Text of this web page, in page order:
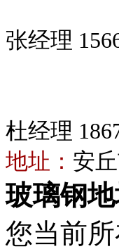
张经理
杜经理
地址： 安
玻璃钢
您当前